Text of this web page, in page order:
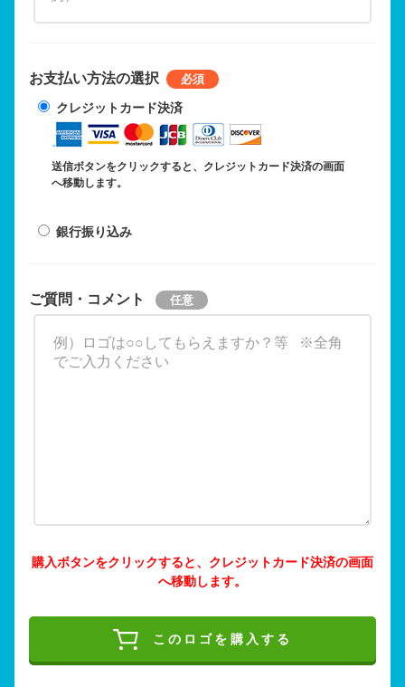
お支払い方法の選択
クレジットカード決済
送信ボタンをクリックすると、クレジットカード決済の画面
へ移動します。
銀行振り込み
ご質問・コメント
購入ボタンをクリックすると、クレジットカード決済の画面
へ移動します。
このロゴを購入する